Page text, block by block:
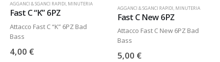
AGGANCI & SGANCI RAPIDI, MINUTERIA
Fast C “K” 6PZ
Attacco Fast C “K” 6PZ Bad
Bass
4,00 €
AGGANCI & SGANCI RAPIDI MINUTERIA
Fast C New 6PZ
Attacco Fast C New 6PZ Bad
Bass
5,00 €